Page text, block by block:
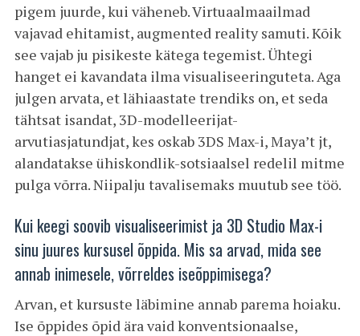
pigem juurde, kui väheneb. Virtuaalmaailmad
vajavad ehitamist, augmented reality samuti. Kõik
see vajab ju pisikeste kätega tegemist. Ühtegi
hanget ei kavandata ilma visualiseeringuteta. Aga
julgen arvata, et lähiaastate trendiks on, et seda
tähtsat isandat, 3D-modelleerijat-
arvutiasjatundjat, kes oskab 3DS Max-i, Maya’t jt,
alandatakse ühiskondlik-sotsiaalsel redelil mitme
pulga võrra. Niipalju tavalisemaks muutub see töö.
Kui keegi soovib visualiseerimist ja 3D Studio Max-i
sinu juures kursusel õppida. Mis sa arvad, mida see
annab inimesele, võrreldes iseõppimisega?
Arvan, et kursuste läbimine annab parema hoiaku.
Ise õppides õpid ära vaid konventsionaalse,